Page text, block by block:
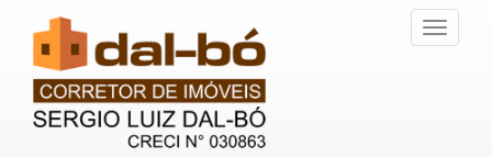
Toggle